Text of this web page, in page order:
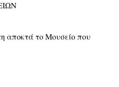
αποκτά το Μουσείο που